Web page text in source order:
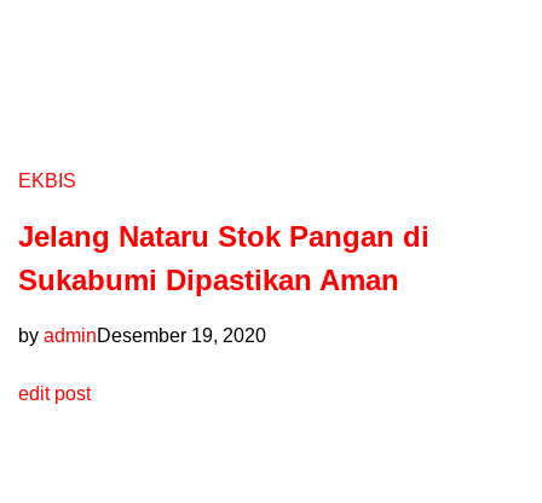
EKBIS
Jelang Nataru Stok Pangan di
Sukabumi Dipastikan Aman
by adminDesember 19, 2020
edit post